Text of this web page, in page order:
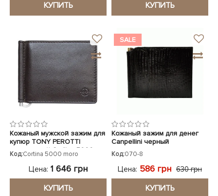
КУПИТЬ КУПИТЬ
Кожаный мужской зажим для
купюр TONY PEROTTI
коричневый Cortina 5000
moro
Код:Cortina 5000 moro
Цена: 1 646 грн
КУПИТЬ
SALE
Кожаный зажим для денег
Canpellini черный
Код:070-8
Цена: 586 грн 630 грн
КУПИТЬ